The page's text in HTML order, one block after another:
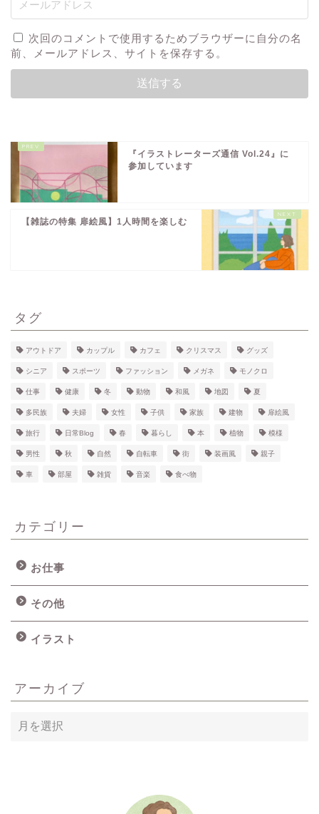
次回のコメントで使用するためブラウザーに自分の名
前、メールアドレス、サイトを保存する。
『イラストレーターズ通信 Vol.24』に
参加しています
【雑誌の特集 扉絵風】1人時間を楽しむ
タグ
アウトドア カップル カフェ クリスマス グッズ
シニア スポーツ ファッション メガネ モノクロ
仕事 健康 冬 動物 和風 地図 夏
多民族 夫婦 女性 子供 家族 建物 扉絵風
旅行 日常Blog 春 暮らし 本 植物 模様
男性 秋 自然 自転車 街 装画風 親子
車 部屋 雑貨 音楽 食べ物
カテゴリー
お仕事
その他
イラスト
アーカイブ
ア
ー